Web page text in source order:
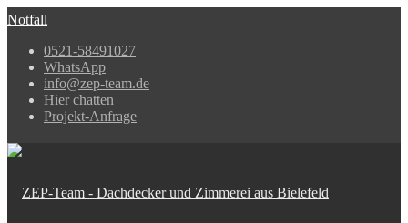
Notfall
0521-58491027
WhatsApp
info@zep-team.de
Hier chatten
Projekt-Anfrage